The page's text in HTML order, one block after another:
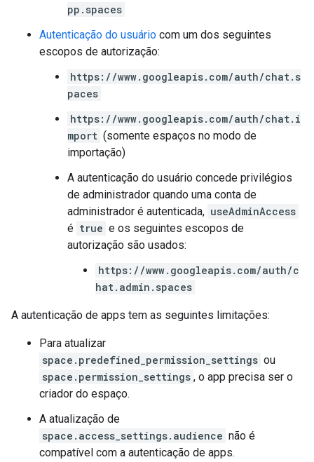
pp.spaces
Autenticação do usuário com um dos seguintes
escopos de autorização:
https://www.googleapis.com/auth/chat.s
paces
https://www.googleapis.com/auth/chat.i
mport (somente espaços no modo de
importação)
A autenticação do usuário concede privilégios
de administrador quando uma conta de
administrador é autenticada, useAdminAccess
é true e os seguintes escopos de
autorização são usados:
https://www.googleapis.com/auth/c
hat.admin.spaces
A autenticação de apps tem as seguintes limitações:
Para atualizar
space.predefined_permission_settings ou
space.permission_settings , o app precisa ser o
criador do espaço.
A atualização de
space.access_settings.audience não é
compatível com a autenticação de apps.